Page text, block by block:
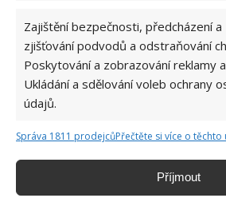
Zajištění bezpečnosti, předcházení a
zjišťování podvodů a odstraňování
Poskytování a zobrazování reklamy
Ukládání a sdělování voleb ochrany
údajů.
Správa 1811 prodejcůPřečtěte si více o těchto
Příjmout